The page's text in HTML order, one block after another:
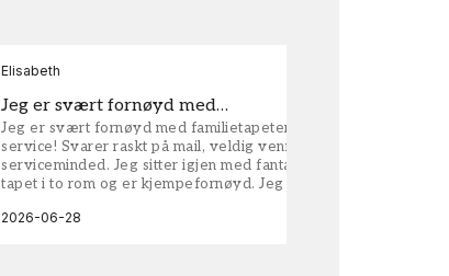
Elisabeth
Jeg er svært fornøyd med…
Jeg er svært fornøyd med familietapeter. Maken til
service! Svarer raskt på mail, veldig vennlige og
serviceminded. Jeg sitter igjen med fantastisk fin
tapet i to rom og er kjempefornøyd. Jeg anbefaler
2026-06-28